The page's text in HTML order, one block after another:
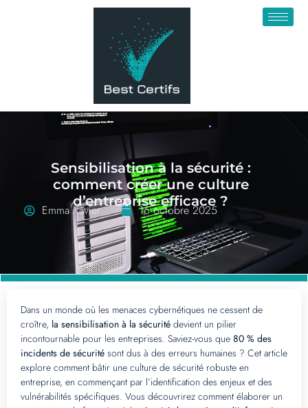
Sensibilisation à la sécurité :
comment créer une culture
d’entreprise efficace ?
Emma Xavier 16 octobre 2025
Dans un monde où les menaces cybernétiques ne cessent de
croître, la sensibilisation à la sécurité devient un pilier
incontournable pour les entreprises. Saviez-vous que 80 % des
incidents de sécurité sont dus à des erreurs humaines ? Cet article
explore comment bâtir une culture de sécurité robuste en
entreprise, en commençant par l’identification des enjeux et des
vulnérabilités spécifiques. Vous découvrirez comment élaborer un